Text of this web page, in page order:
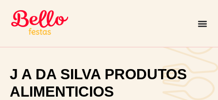
J A DA SILVA PRODUTOS
ALIMENTICIOS